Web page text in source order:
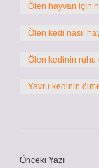
Ölen hayvan için
Ölen kedi nasıl
Ölen kedinin ruhu
Yavru kedinin
Önceki Yazı